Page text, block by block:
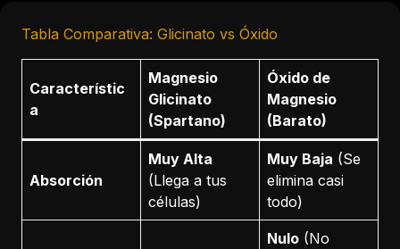
Tabla Comparativa: Glicinato vs Óxido
Característic
a
Magnesio
Glicinato
(Spartano)
Óxido de
Magnesio
(Barato)
Absorción
Muy Alta
(Llega a tus
células)
Muy Baja (Se
elimina casi
todo)
Nulo (No